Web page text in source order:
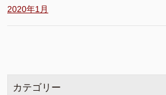
2020年1月
カテゴリー